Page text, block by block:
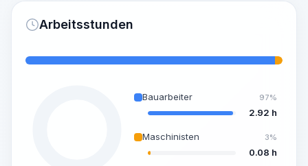
Arbeitsstunden
Bauarbeiter 97%
2.92 h
Maschinisten 3%
0.08 h